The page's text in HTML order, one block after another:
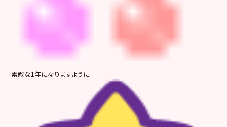
素敵な1年になりますように